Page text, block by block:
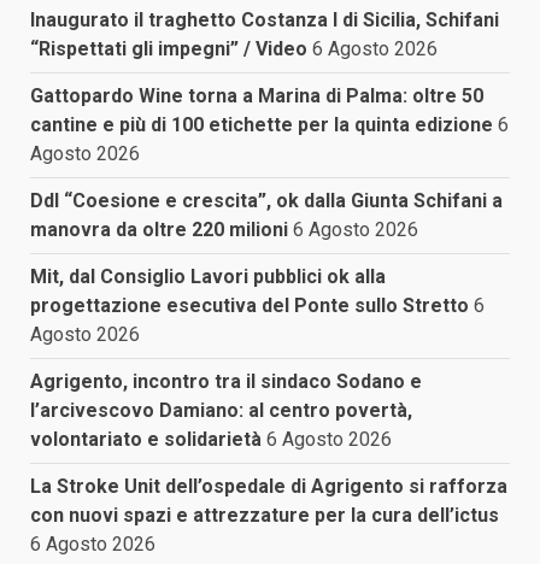
Inaugurato il traghetto Costanza I di Sicilia, Schifani
“Rispettati gli impegni” / Video 6 Agosto 2026
Gattopardo Wine torna a Marina di Palma: oltre 50
cantine e più di 100 etichette per la quinta edizione 6
Agosto 2026
Ddl “Coesione e crescita”, ok dalla Giunta Schifani a
manovra da oltre 220 milioni 6 Agosto 2026
Mit, dal Consiglio Lavori pubblici ok alla
progettazione esecutiva del Ponte sullo Stretto 6
Agosto 2026
Agrigento, incontro tra il sindaco Sodano e
l’arcivescovo Damiano: al centro povertà,
volontariato e solidarietà 6 Agosto 2026
La Stroke Unit dell’ospedale di Agrigento si rafforza
con nuovi spazi e attrezzature per la cura dell’ictus
6 Agosto 2026